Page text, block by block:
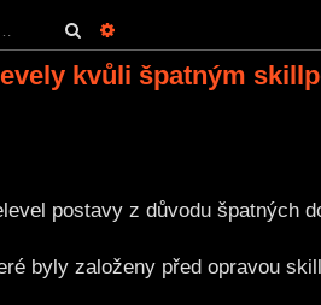
Search
kvůli špatným
postavy z důvodu špatných
byly založeny před opravou